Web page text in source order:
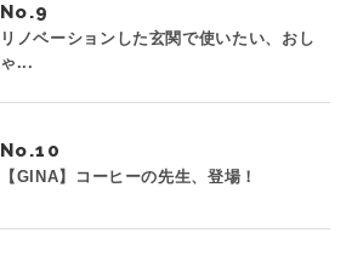
No.
リノベーションした玄関で使いたい、おし
ゃ...
No.
【GINA】コーヒーの先生、登場！